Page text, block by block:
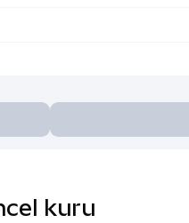
kuru